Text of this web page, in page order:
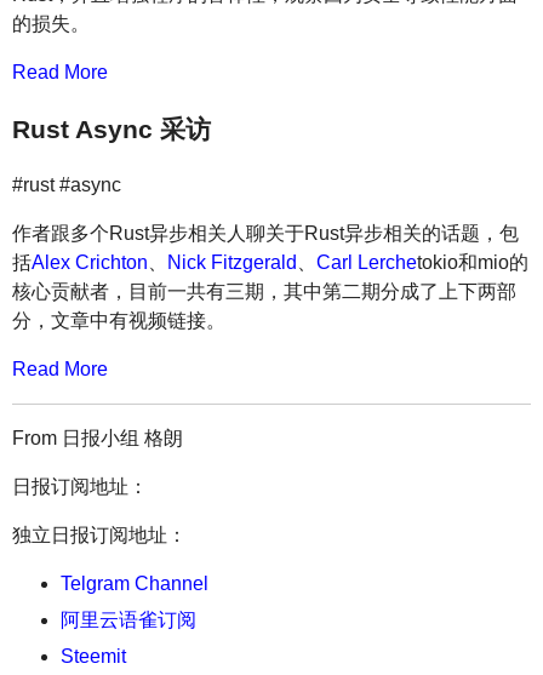
的损失。
Read More
Rust Async 采访
#rust #async
作者跟多个Rust异步相关人聊关于Rust异步相关的话题，包
括Alex Crichton Nick Fitzgerald Carl Lerchetokio和mio的
核心贡献者，目前一共有三期，其中第二期分成了上下两部
分，文章中有视频链接。
Read More
From 日报小组 格朗
日报订阅地址：
独立日报订阅地址：
Telgram Channel
阿里云语雀订阅
Steemit